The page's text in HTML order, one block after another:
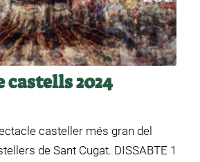
castells 2024
casteller més gran del
de Sant Cugat. DISSABTE 1